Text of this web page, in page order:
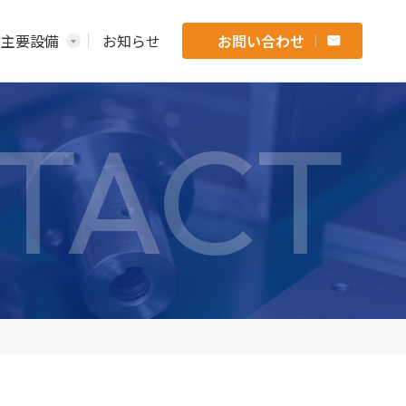
主要設備 お知らせ お問い合わせ